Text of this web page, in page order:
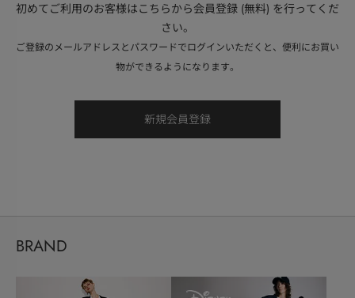
初めてご利用のお客様はこちらから会員登録 (無料) を行ってくだ
さい。
ご登録のメールアドレスとパスワードでログインいただくと、便利にお買い
物ができるようになります。
BRAND